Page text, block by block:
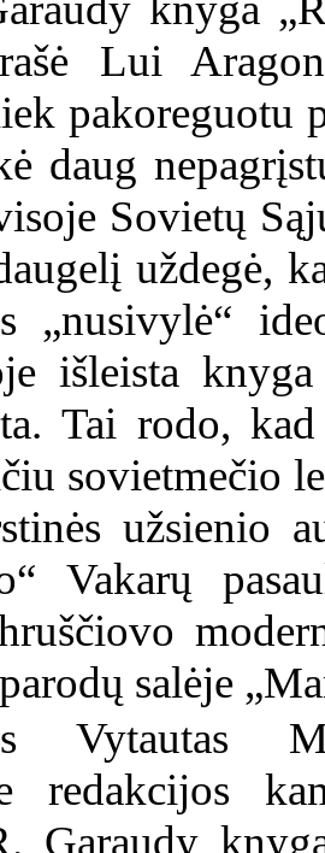
Lui
pakoreguotu
daug
Sovietų
uždegė,
„nusivylė“
išleista
Tai rodo,
sovietmečio
užsienio
Vakarų
salėje
Vytautas
redakcijos
Garaudy